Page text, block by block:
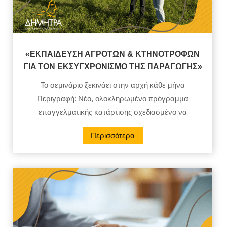
«ΕΚΠΑΙΔΕΥΣΗ ΑΓΡΟΤΩΝ & ΚΤΗΝΟΤΡΟΦΩΝ
ΓΙΑ ΤΟΝ ΕΚΣΥΓΧΡΟΝΙΣΜΟ ΤΗΣ ΠΑΡΑΓΩΓΗΣ»
Το σεμινάριο ξεκινάει στην αρχή κάθε μήνα
Περιγραφή: Νέο, ολοκληρωμένο πρόγραμμα
επαγγελματικής κατάρτισης σχεδιασμένο να
Περισσότερα